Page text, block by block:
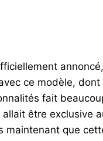
ce modèle,
fait
être exclusive
maintenant que